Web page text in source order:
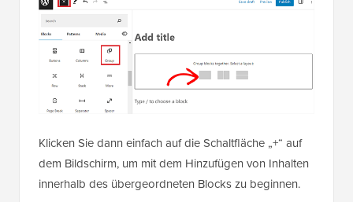
Klicken Sie dann einfach auf die Schaltfläche „+“ auf
dem Bildschirm, um mit dem Hinzufügen von Inhalten
innerhalb des übergeordneten Blocks zu beginnen.